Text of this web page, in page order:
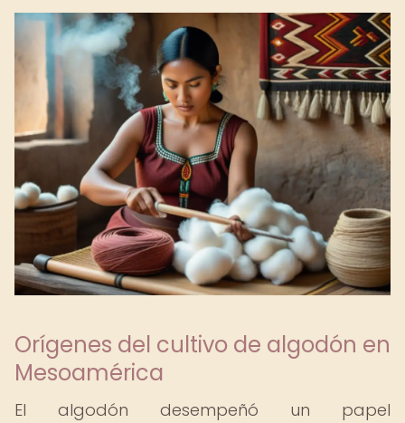
Orígenes del cultivo de algodón en
Mesoamérica
El algodón desempeñó un papel